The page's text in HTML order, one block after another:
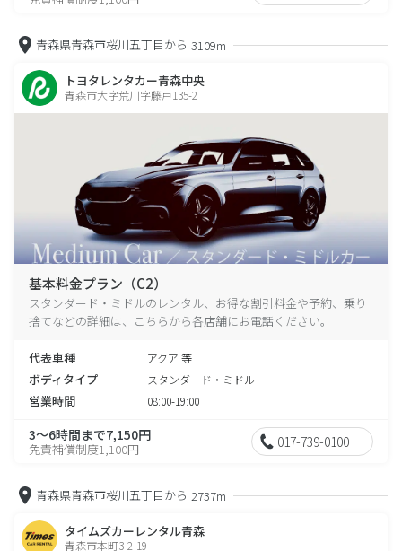
青森県青森市桜川五丁目から 3109m
トヨタレンタカー青森中央
青森市大字荒川字藤戸135-2
基本料金プラン（C2）
スタンダード・ミドルのレンタル、お得な割引料金や予約、乗り
捨てなどの詳細は、こちらから各店舗にお電話ください。
代表車種 アクア 等
ボディタイプ スタンダード・ミドル
営業時間 08:00-19:00
3～6時間まで7,150円
免責補償制度1,100円 017-739-0100
青森県青森市桜川五丁目から 2737m
タイムズカーレンタル青森
青森市本町3-2-19